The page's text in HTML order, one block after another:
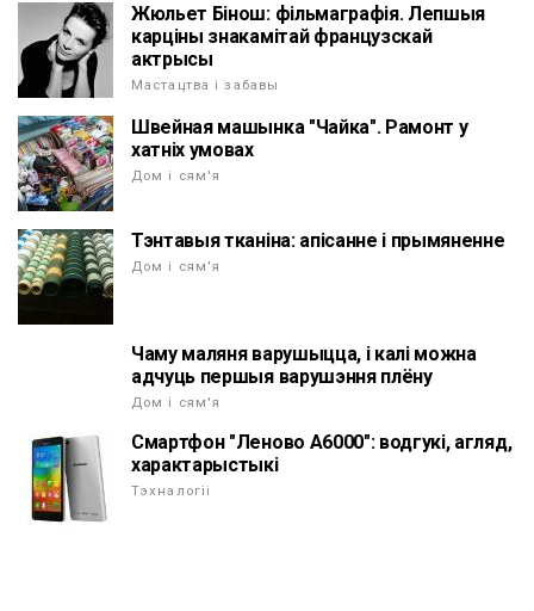
Жюльет Бінош: фільмаграфія. Лепшыя
карціны знакамітай французскай
актрысы
Мастацтва і забавы
Швейная машынка "Чайка". Рамонт у
хатніх умовах
Дом і сям'я
Тэнтавыя тканіна: апісанне і прымяненне
Дом і сям'я
Чаму маляня варушыцца, і калі можна
адчуць першыя варушэння плёну
Дом і сям'я
Смартфон "Леново А6000": водгукі, агляд,
характарыстыкі
Тэхналогіі